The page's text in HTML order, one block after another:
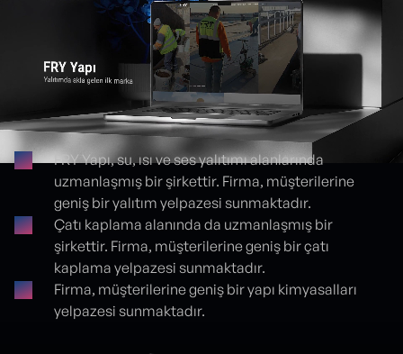
Proje detayları
FRY Yapı, su, ısı ve ses yalıtımı alanlarında
uzmanlaşmış bir şirkettir. Firma, müşterilerine
geniş bir yalıtım yelpazesi sunmaktadır.
Çatı kaplama alanında da uzmanlaşmış bir
şirkettir. Firma, müşterilerine geniş bir çatı
kaplama yelpazesi sunmaktadır.
Firma, müşterilerine geniş bir yapı kimyasalları
yelpazesi sunmaktadır.